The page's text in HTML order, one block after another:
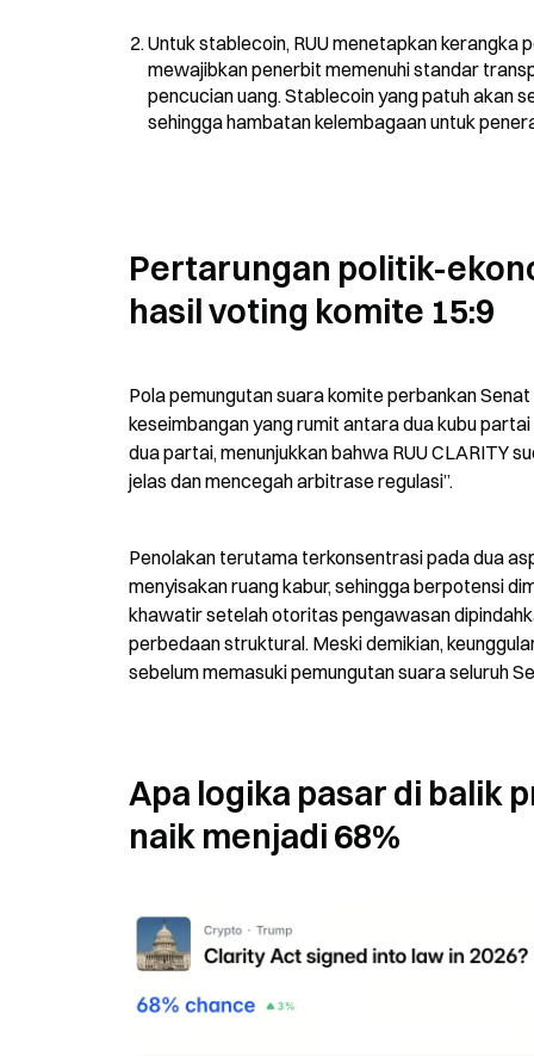
Untuk stablecoin, RUU menetapkan
mewajibkan penerbit memenuhi standar
pencucian uang. Stablecoin yang patuh akan
sehingga hambatan kelembagaan untuk
Pertarungan politik-
hasil voting komite 15:9
Pola pemungutan suara komite perbankan
keseimbangan yang rumit antara dua kubu
dua partai, menunjukkan bahwa RUU CLARITY
jelas dan mencegah arbitrase regulasi”.
Penolakan terutama terkonsentrasi pada dua
menyisakan ruang kabur, sehingga berpotensi
khawatir setelah otoritas pengawasan
perbedaan struktural. Meski demikian,
sebelum memasuki pemungutan suara seluruh
Apa logika pasar di balik
naik menjadi 68%